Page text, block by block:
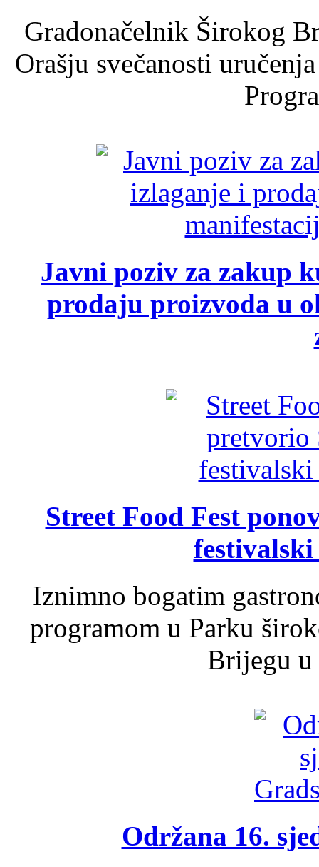
Gradonačelnik Širokog
Orašju svečanosti
Javni poziv za zakup
prodaju proizvoda u
Street Food Fest
Iznimno bogatim
programom u Parku
Brijegu u
Održana 16.